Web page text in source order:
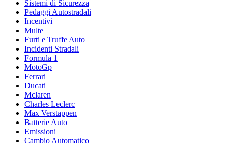
Sistemi di Sicurezza
Pedaggi Autostradali
Incentivi
Multe
Furti e Truffe Auto
Incidenti Stradali
Formula 1
MotoGp
Ferrari
Ducati
Mclaren
Charles Leclerc
Max Verstappen
Batterie Auto
Emissioni
Cambio Automatico